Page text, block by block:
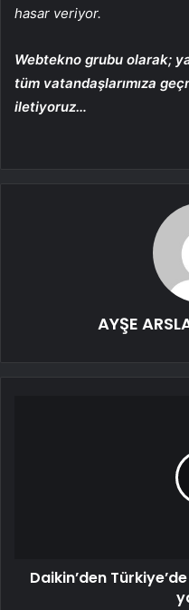
hasar veriyor.
Webtekno grubu olarak;
tüm vatandaşlarımıza
iletiyoruz…
AYŞE
Daikin’den